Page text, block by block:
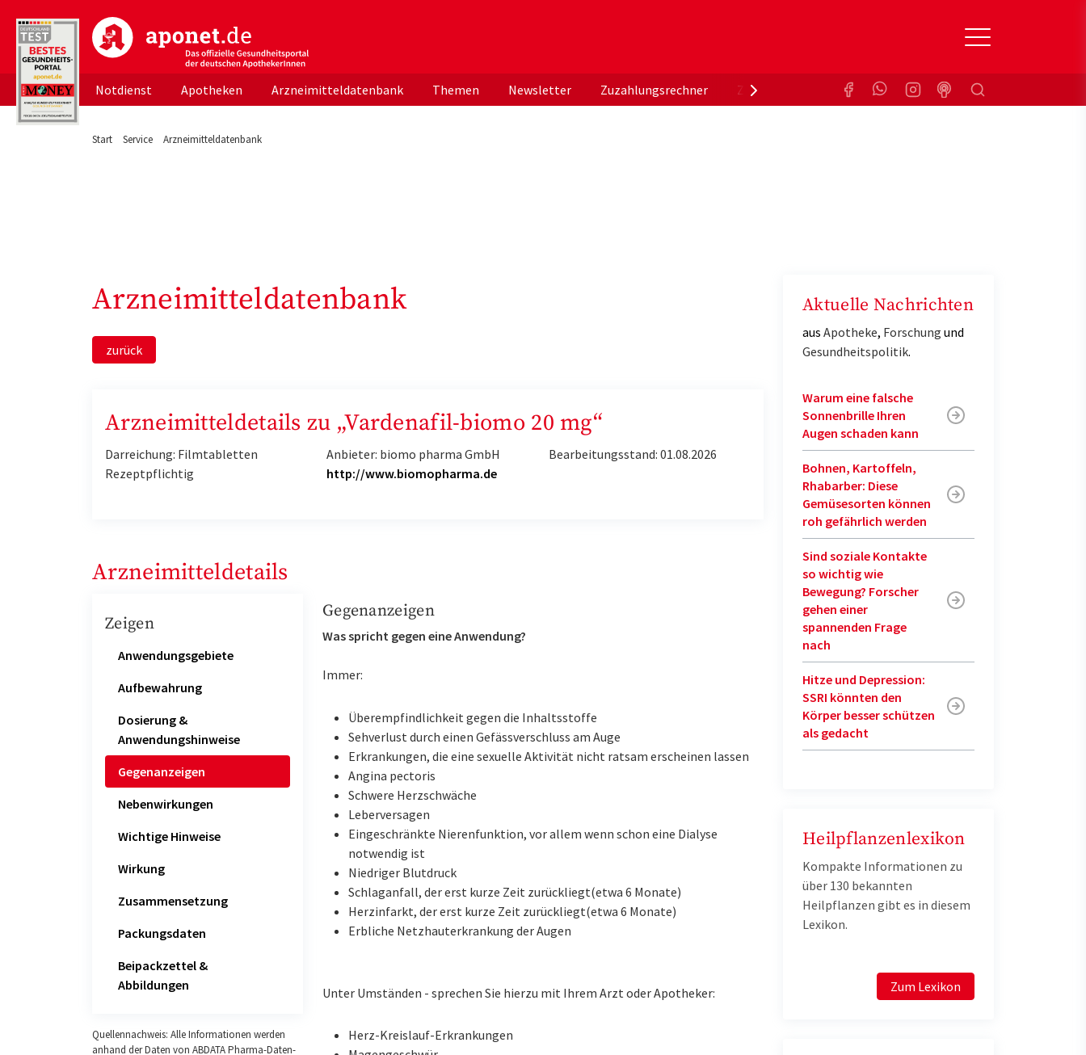
aponet.de - Das offizielle Gesundheitsportal der deutschen ApothekerInnen
Notdienst Apotheken Arzneimitteldatenbank Themen Newsletter Zuzahlungsrechner Zuzahlungsbefreiung KrankenkasseSuchen
Start Service Arzneimitteldatenbank
Arzneimitteldatenbank
zurück
Arzneimitteldetails zu „Vardenafil-biomo 20 mg“
Darreichung: Filmtabletten
Rezeptpflichtig
Anbieter: biomo pharma GmbH
http://www.biomopharma.de
Bearbeitungsstand: 01.08.2026
Arzneimitteldetails
Zeigen
Anwendungsgebiete
Aufbewahrung
Dosierung &
Anwendungshinweise
Gegenanzeigen
Nebenwirkungen
Wichtige Hinweise
Wirkung
Zusammensetzung
Packungsdaten
Beipackzettel &
Abbildungen
Quellennachweis: Alle Informationen werden
anhand der Daten von ABDATA Pharma-Daten-
Gegenanzeigen
Was spricht gegen eine Anwendung?
Immer:
Überempfindlichkeit gegen die Inhaltsstoffe
Sehverlust durch einen Gefässverschluss am Auge
Erkrankungen, die eine sexuelle Aktivität nicht ratsam erscheinen lassen
Angina pectoris
Schwere Herzschwäche
Leberversagen
Eingeschränkte Nierenfunktion, vor allem wenn schon eine Dialyse
notwendig ist
Niedriger Blutdruck
Schlaganfall, der erst kurze Zeit zurückliegt(etwa 6 Monate)
Herzinfarkt, der erst kurze Zeit zurückliegt(etwa 6 Monate)
Erbliche Netzhauterkrankung der Augen
Unter Umständen - sprechen Sie hierzu mit Ihrem Arzt oder Apotheker:
Herz-Kreislauf-Erkrankungen
Aktuelle Nachrichten
aus Apotheke, Forschung und
Gesundheitspolitik.
Warum eine falsche
Sonnenbrille Ihren
Augen schaden kann
Bohnen, Kartoffeln,
Rhabarber: Diese
Gemüsesorten können
roh gefährlich werden
Sind soziale Kontakte
so wichtig wie
Bewegung? Forscher
gehen einer
spannenden Frage
nach
Hitze und Depression:
SSRI könnten den
Körper besser schützen
als gedacht
Heilpflanzenlexikon
Kompakte Informationen zu
über 130 bekannten
Heilpflanzen gibt es in diesem
Lexikon.
Zum Lexikon